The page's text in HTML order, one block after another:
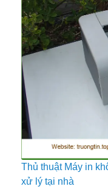
Thủ thuật Máy in
xử lý tại nhà